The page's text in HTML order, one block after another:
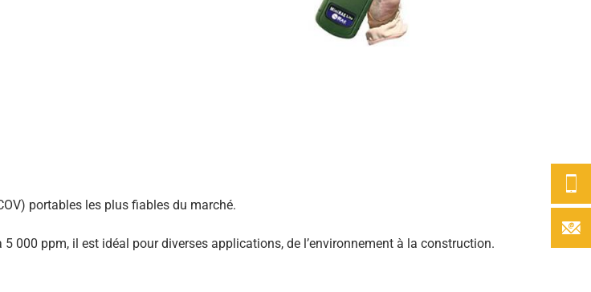
portables les plus fiables du marché.
000 ppm, il est idéal pour diverses applications, de l’environnement à la construction.